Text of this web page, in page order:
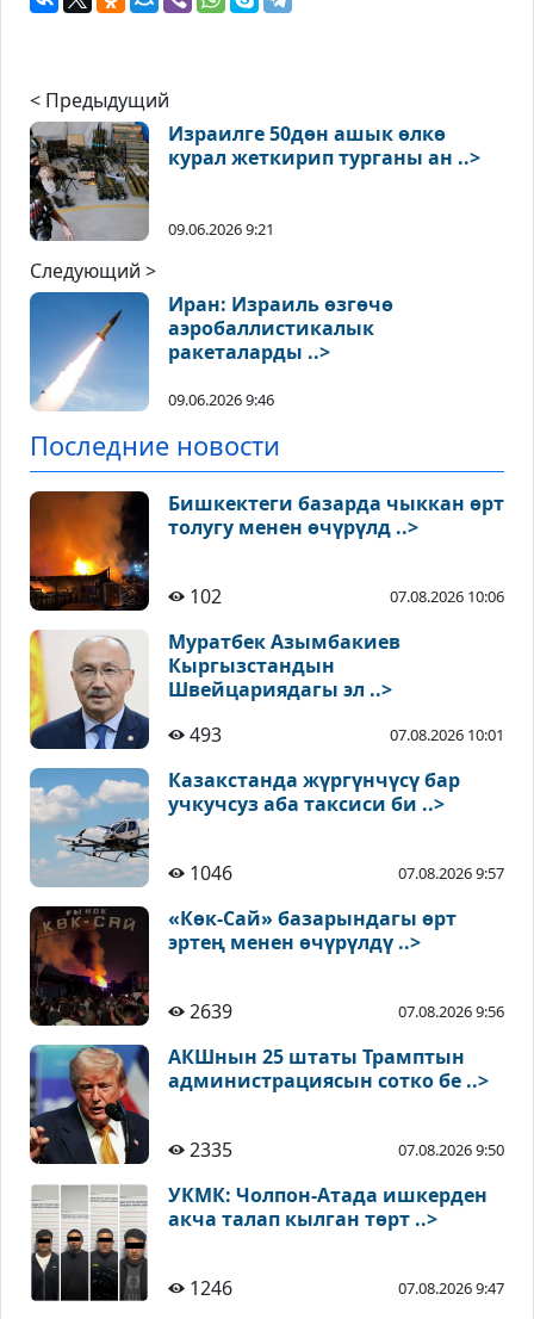
< Предыдущий
Израилге 50дөн ашык өлкө
курал жеткирип турганы ан ..>
09.06.2026 9:21
Следующий >
Иран: Израиль өзгөчө
аэробаллистикалык
ракеталарды ..>
09.06.2026 9:46
Последние новости
Бишкектеги базарда чыккан өрт
толугу менен өчүрүлд ..>
102 07.08.2026 10:06
Муратбек Азымбакиев
Кыргызстандын
Швейцариядагы эл ..>
493
07.08.2026 10:01
Казакстанда жүргүнчүсү бар
учкучсуз аба таксиси би ..>
1046 07.08.2026 9:57
«Көк-Сай» базарындагы өрт
эртең менен өчүрүлдү ..>
2639 07.08.2026 9:56
АКШнын 25 штаты Трамптын
администрациясын сотко бе ..>
2335 07.08.2026 9:50
УКМК: Чолпон-Атада ишкерден
акча талап кылган төрт ..>
1246 07.08.2026 9:47